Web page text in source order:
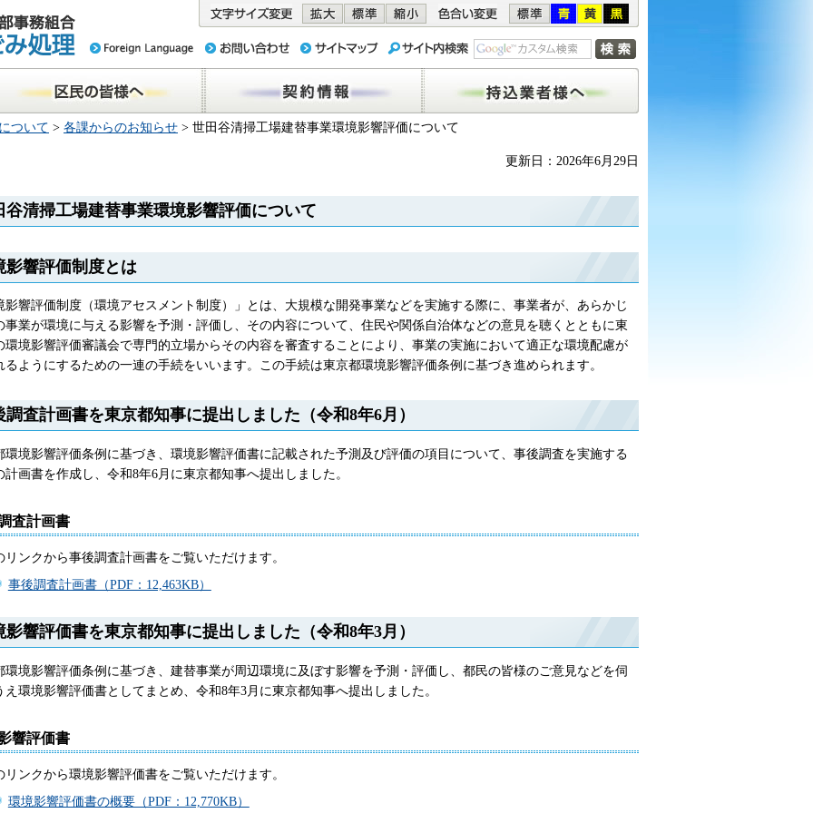
組合 東京
契約情報 持込業者様へ
ついて > 各課からのお知らせ > 世田谷清掃工場建替事業環境影響評価について
更新日：2026年6月29日
谷清掃工場建替事業環境影響評価について
影響評価制度とは
影響評価制度（環境アセスメント制度）」とは、大規模な開発事業などを実施する際に、事業者が、あらかじ
事業が環境に与える影響を予測・評価し、その内容について、住民や関係自治体などの意見を聴くとともに東
環境影響評価審議会で専門的立場からその内容を審査することにより、事業の実施において適正な環境配慮が
るようにするための一連の手続をいいます。この手続は東京都環境影響評価条例に基づき進められます。
調査計画書を東京都知事に提出しました（令和8年6月）
環境影響評価条例に基づき、環境影響評価書に記載された予測及び評価の項目について、事後調査を実施する
計画書を作成し、令和8年6月に東京都知事へ提出しました。
査計画書
リンクから事後調査計画書をご覧いただけます。
事後調査計画書（PDF：12,463KB）
影響評価書を東京都知事に提出しました（令和8年3月）
環境影響評価条例に基づき、建替事業が周辺環境に及ぼす影響を予測・評価し、都民の皆様のご意見などを伺
え環境影響評価書としてまとめ、令和8年3月に東京都知事へ提出しました。
響評価書
リンクから環境影響評価書をご覧いただけます。
環境影響評価書の概要（PDF：12,770KB）